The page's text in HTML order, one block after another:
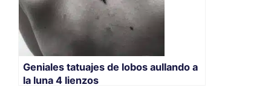
Geniales tatuajes de lobos aullando a
la luna 4 lienzos